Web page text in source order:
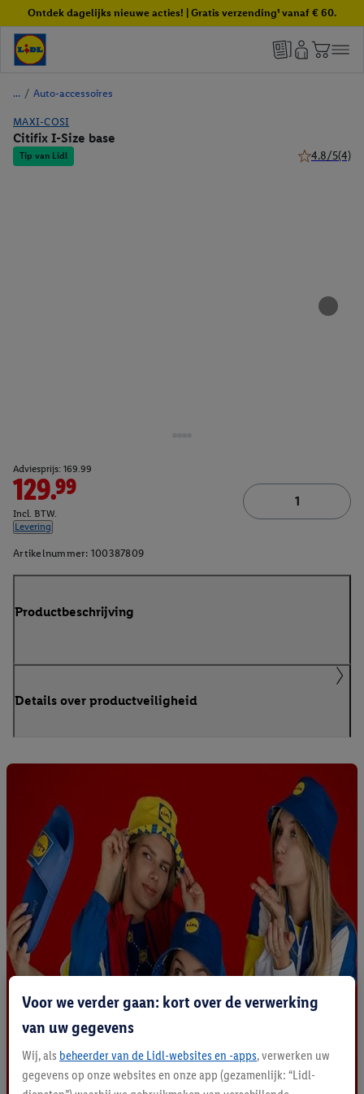
Ontdek dagelijks nieuwe acties! | Gratis verzending¹ vanaf € 60.
/ Auto-accessoires
MAXI-COSI
Citifix I-Size base
Tip van Lidl 4.8/5(4)
Adviesprijs: 169.99
129.99
Incl. BTW.
Levering
Artikelnummer: 100387809
Productbeschrijving
Details over productveiligheid
Voor we verder gaan: kort over de verwerking
van uw gegevens
Wij, als beheerder van de Lidl-websites en -apps, verwerken uw
gegevens op onze websites en onze app (gezamenlijk: “Lidl-